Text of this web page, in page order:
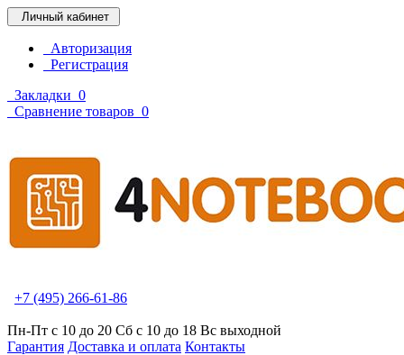
Личный кабинет
Авторизация
Регистрация
Закладки 0
Сравнение товаров 0
+7 (495) 266-61-86
Пн-Пт с 10 до 20 Сб с 10 до 18 Вс выходной
Гарантия Доставка и оплата Контакты